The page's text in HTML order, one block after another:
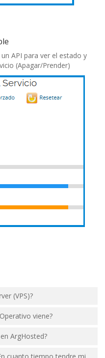
API para ver el estado y
(Apagar/Prender)
(VPS)?
viene?
ArgHosted?